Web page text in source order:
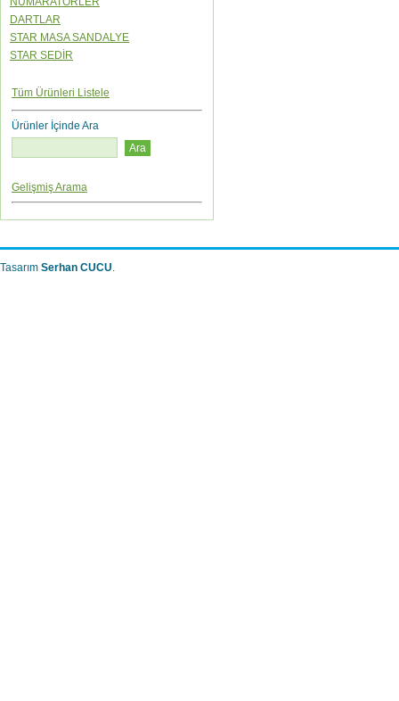
DARTLAR
STAR MASA SANDALYE
STAR SEDİR
Tüm Ürünleri Listele
Ürünler İçinde Ara
Gelişmiş Arama
Tasarım Serhan CUCU.